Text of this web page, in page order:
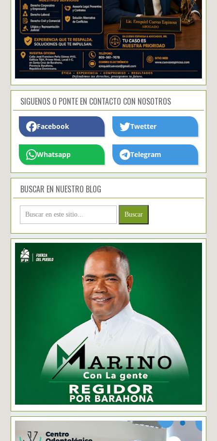
SIGUENOS O PONTE EN CONTACTO CON NOSOTROS
Facebook Twetter
Whatsapp Telegram
BUSCAR EN NUESTRO BLOG